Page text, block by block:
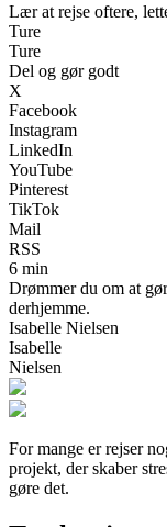
Lær at rejse oftere,
Ture
Ture
Del og gør godt
X
Facebook
Instagram
LinkedIn
YouTube
Pinterest
TikTok
Mail
RSS
6 min
Drømmer du om at
derhjemme.
Isabelle Nielsen
Isabelle
Nielsen
For mange er rejser
projekt, der skaber
gøre det.